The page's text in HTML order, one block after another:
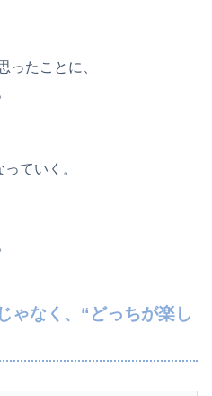
ったことに、
ていく。
ゃなく、“どっちが楽し